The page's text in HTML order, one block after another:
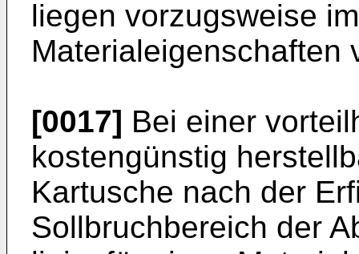
liegen vorzugsweise
Materialeigenschaften
[0017] Bei einer
kostengünstig
Kartusche nach der
Sollbruchbereich der